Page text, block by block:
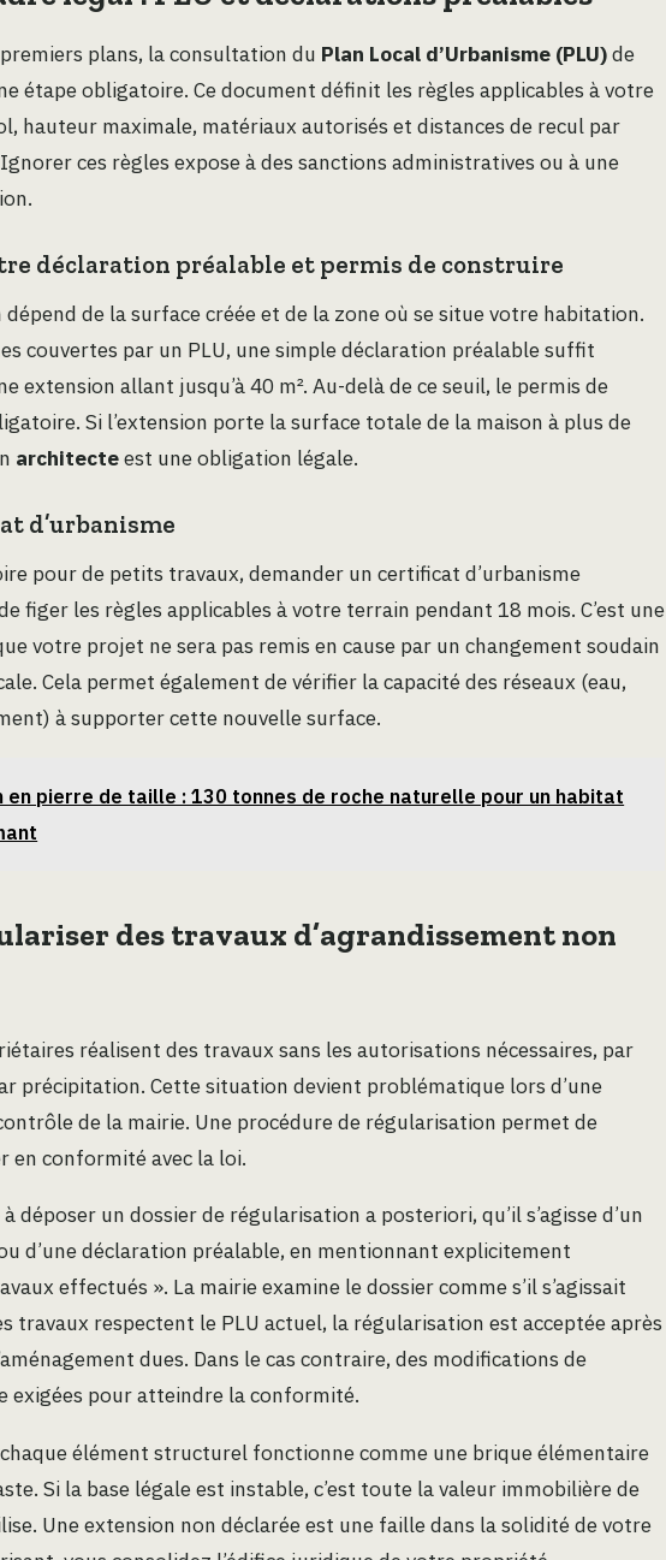
plans, la consultation du Plan Local d’Urbanisme (PLU)de
étape obligatoire. Ce document définit les règles applicables à votre
hauteur maximale, matériaux autorisés et distances de recul par
ces règles expose à des sanctions administratives ou à une
déclaration préalable et permis de construire
dépend de la surface créée et de la zone où se situe votre habitation.
couvertes par un PLU, une simple déclaration préalable suffit
extension allant jusqu’à 40 m². Au-delà de ce seuil, le permis de
Si l’extension porte la surface totale de la maison à plus de
architecteest une obligation légale.
d’urbanisme
pour de petits travaux, demander un certificat d’urbanisme
figer les règles applicables à votre terrain pendant 18 mois. C’est une
votre projet ne sera pas remis en cause par un changement soudain
Cela permet également de vérifier la capacité des réseaux (eau,
à supporter cette nouvelle surface.
en pierre de taille : 130 tonnes de roche naturelle pour un habitat
des travaux d’agrandissement non
réalisent des travaux sans les autorisations nécessaires, par
précipitation. Cette situation devient problématique lors d’une
de la mairie. Une procédure de régularisation permet de
en conformité avec la loi.
déposer un dossier de régularisation a posteriori, qu’il s’agisse d’un
d’une déclaration préalable, en mentionnant explicitement
effectués ». La mairie examine le dossier comme s’il s’agissait
travaux respectent le PLU actuel, la régularisation est acceptée après
dues. Dans le cas contraire, des modifications de
exigées pour atteindre la conformité.
élément structurel fonctionne comme une brique élémentaire
Si la base légale est instable, c’est toute la valeur immobilière de
Une extension non déclarée est une faille dans la solidité de votre